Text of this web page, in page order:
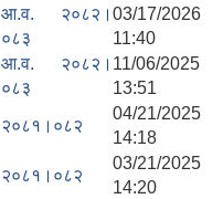
आ.व. २०८२।
०८३
03/17/
11:40
आ.व. २०८२।
०८३
11/06/
13:51
२०८१।०८२
04/21/
14:18
२०८१।०८२
03/21/
14:20